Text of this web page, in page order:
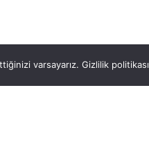
varsayarız. Gizlilik politikası